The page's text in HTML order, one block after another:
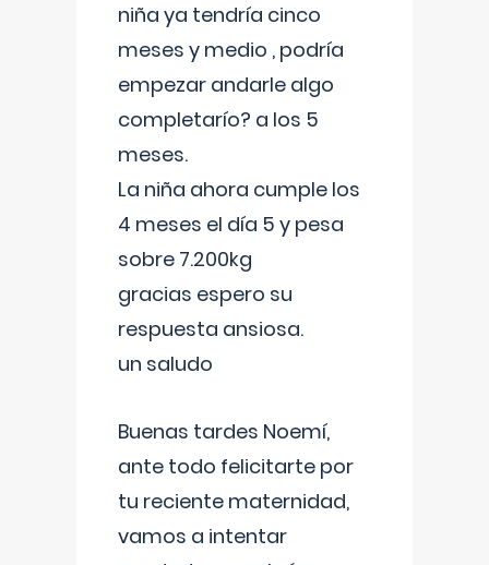
niña ya tendría cinco
meses y medio , podría
empezar andarle algo
completarío? a los 5
meses.
La niña ahora cumple los
4 meses el día 5 y pesa
sobre 7.200kg
gracias espero su
respuesta ansiosa.
un saludo
Buenas tardes Noemí,
ante todo felicitarte por
tu reciente maternidad,
vamos a intentar